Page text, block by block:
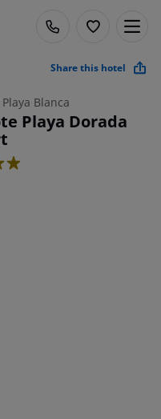
Share this hotel
Blanca
Playa Dorada